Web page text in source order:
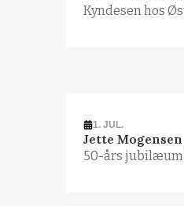
Kyndesen hos
1. JUL.
Jette Mogensen
50-års